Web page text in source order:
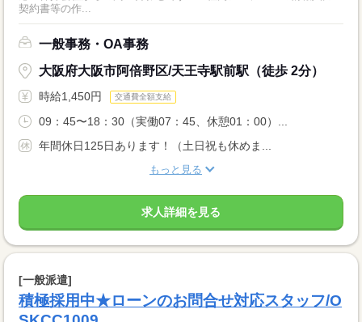
契約書等の作...
一般事務・OA事務
大阪府大阪市阿倍野区/天王寺駅前駅（徒歩 2分）
時給1,450円 交通費全額支給
09：45〜18：30（実働07：45、休憩01：00）...
年間休日125日あります！（土日祝も休めま...
もっと見る
求人詳細を見る
[一般派遣]
積極採用中★ローンのお問合せ対応スタッフ/O